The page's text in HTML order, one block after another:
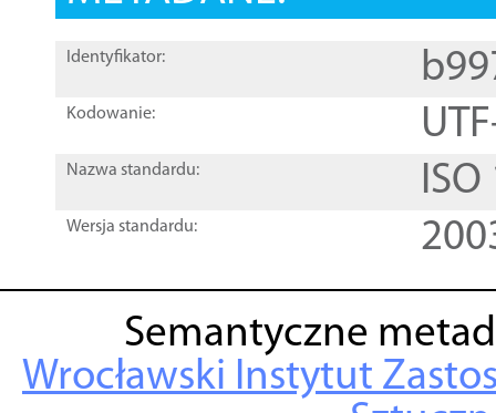
Identyfikator:
Kodowanie:
Nazwa standardu:
Wersja standardu:
Semantyczne
Wrocławski Instytut